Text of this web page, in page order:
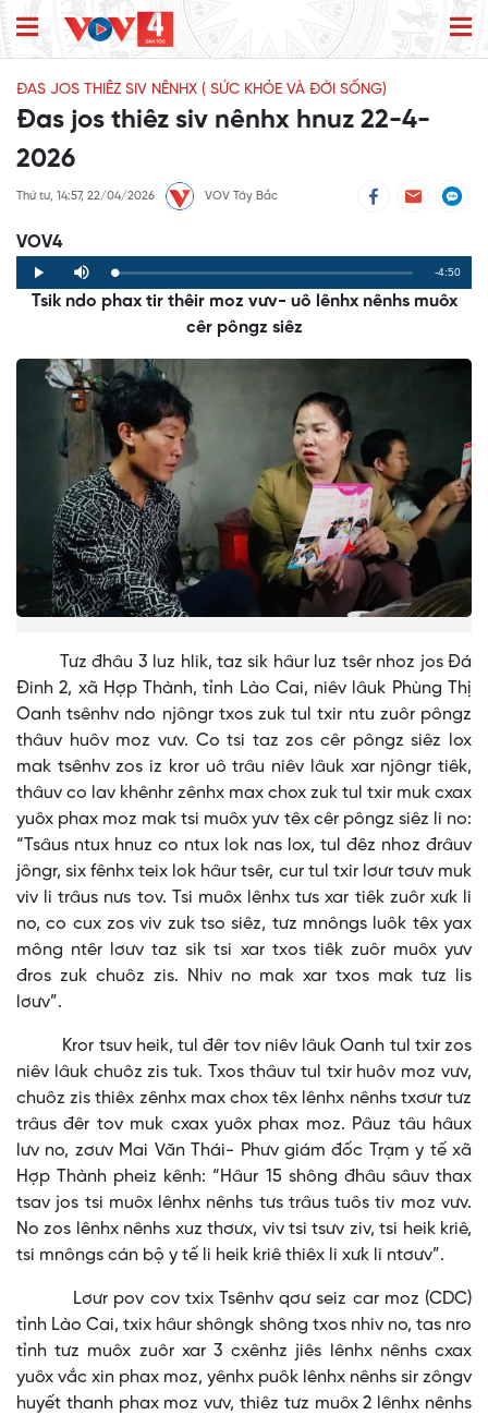
ĐAS JOS THIÊZ SIV NÊNHX ( SỨC KHỎE VÀ ĐỜI SỐNG)
Đas jos thiêz siv nênhx hnuz 22-4-
2026
Thứ tư, 14:57, 22/04/2026 VOV Tây Bắc
VOV4
Play Mute Loaded:
0%
Progress:
0%
Remaining
Time
-4:50
Tsik ndo phax tir thêir moz vưv- uô lênhx nênhs muôx
cêr pôngz siêz
Tưz đhâu 3 luz hlik, taz sik hâur luz tsêr nhoz jos Đá
Đinh 2, xã Hợp Thành, tỉnh Lào Cai, niêv lâuk Phùng Thị
Oanh tsênhv ndo njôngr txos zuk tul txir ntu zuôr pôngz
thâuv huôv moz vưv. Co tsi taz zos cêr pôngz siêz lox
mak tsênhv zos iz kror uô trâu niêv lâuk xar njôngr tiêk,
thâuv co lav khênhr zênhx max chox zuk tul txir muk cxax
yuôx phax moz mak tsi muôx yưv têx cêr pôngz siêz li no:
“Tsâus ntux hnuz co ntux lok nas lox, tul đêz nhoz đrâuv
jôngr, six fênhx teix lok hâur tsêr, cur tul txir lơưr tơưv muk
viv li trâus nưs tov. Tsi muôx lênhx tưs xar tiêk zuôr xưk li
no, co cux zos viv zuk tso siêz, tưz mnôngs luôk têx yax
mông ntêr lơưv taz sik tsi xar txos tiêk zuôr muôx yưv
đros zuk chuôz zis. Nhiv no mak xar txos mak tưz lis
lơưv”.
Kror tsuv heik, tul đêr tov niêv lâuk Oanh tul txir zos
niêv lâuk chuôz zis tuk. Txos thâuv tul txir huôv moz vưv,
chuôz zis thiêx zênhx max chox têx lênhx nênhs txơưr tưz
trâus đêr tov muk cxax yuôx phax moz. Pâuz tâu hâux
lưv no, zơưv Mai Văn Thái- Phưv giám đốc Trạm y tế xã
Hợp Thành pheiz kênh: “Hâur 15 shông đhâu sâuv thax
tsav jos tsi muôx lênhx nênhs tưs trâus tuôs tiv moz vưv.
No zos lênhx nênhs xuz thơưx, viv tsi tsưv ziv, tsi heik kriê,
tsi mnôngs cán bộ y tế li heik kriê thiêx li xưk li ntơưv”.
Lơưr pov cov txix Tsênhv qơư seiz car moz (CDC)
tỉnh Lào Cai, txix hâur shôngk shông txos nhiv no, tas nro
tỉnh tưz muôx zuôr xar 3 cxênhz jiês lênhx nênhs cxax
yuôx vắc xin phax moz, yênhx puôk lênhx nênhs sir zôngv
huyết thanh phax moz vưv, thiêz tưz muôx 2 lênhx nênhs